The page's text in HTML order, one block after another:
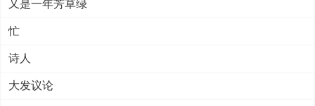
又是一年芳草绿
忙
诗人
大发议论